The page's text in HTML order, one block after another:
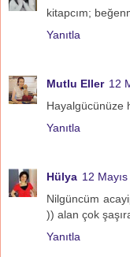
kitapcım;
Yanıtla
Mutlu Eller 12
Hayalgücünüze
Yanıtla
Hülya 12
Nilgüncüm
)) alan çok
Yanıtla